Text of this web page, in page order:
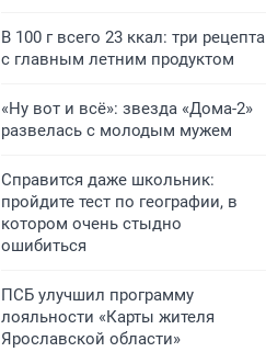
В 100 г всего 23 ккал: три рецепта
с главным летним продуктом
«Ну вот и всё»: звезда «Дома-2»
развелась с молодым мужем
Справится даже школьник:
пройдите тест по географии, в
котором очень стыдно
ошибиться
ПСБ улучшил программу
лояльности «Карты жителя
Ярославской области»